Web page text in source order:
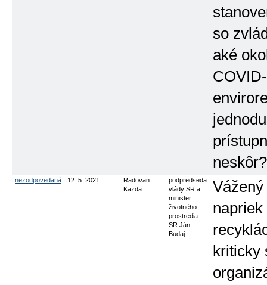
so
aké
neskôr?
nezodpovedaná 12. 5. 2021
Radovan
Kazda
podpredseda
vlády SR a
minister
životného
prostredia
SR Ján
Budaj
kriticky